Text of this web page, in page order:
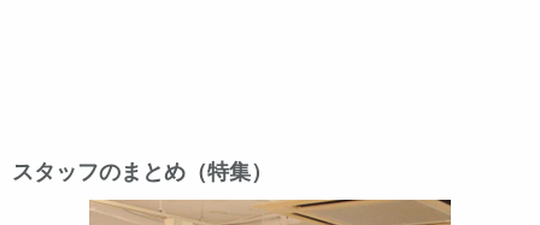
スタッフのまとめ（特集）